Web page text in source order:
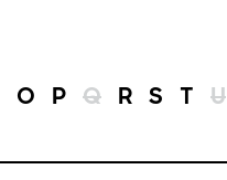
O P Q R S T U